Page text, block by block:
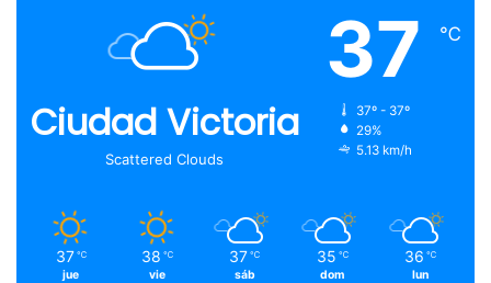
Ciudad Victoria
Scattered Clouds
37 ℃
37º - 37º
29%
5.13 km/h
37 ℃
jue
38 ℃
vie
37 ℃
sáb
35 ℃
dom
36 ℃
lun